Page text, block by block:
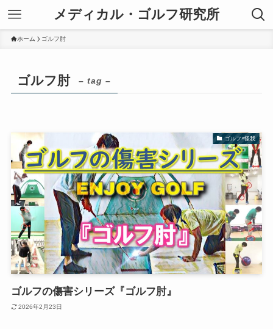
メディカル・ゴルフ研究所
ホーム ゴルフ肘
ゴルフ肘 – tag –
ゴルフ×怪我
ゴルフの傷害シリーズ『ゴルフ肘』
2026年2月23日